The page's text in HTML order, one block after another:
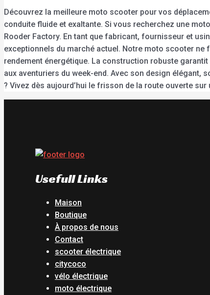
Découvrez la meilleure moto scooter pour vos
conduite fluide et exaltante. Si vous recherchez une
Rooder Factory. En tant que fabricant, fournisseur et
exceptionnels du marché actuel. Notre moto scooter
rendement énergétique. La construction robuste
aux aventuriers du week-end. Avec son design
? Vivez dès aujourd’hui le frisson de la route ouverte
Usefull Links
Maison
Boutique
À propos de nous
Contact
scooter électrique
citycoco
vélo électrique
moto électrique